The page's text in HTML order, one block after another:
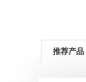
推荐产品